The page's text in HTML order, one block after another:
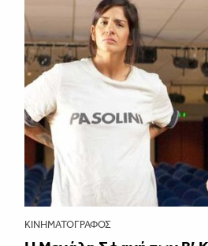
ΚΙΝΗΜΑΤΟΓΡΆΦΟΣ